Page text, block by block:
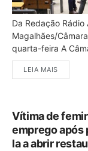
Da Redação
Magalhães/
quarta-feira A
LEIA MAIS
Vítima de
emprego após
la a abrir